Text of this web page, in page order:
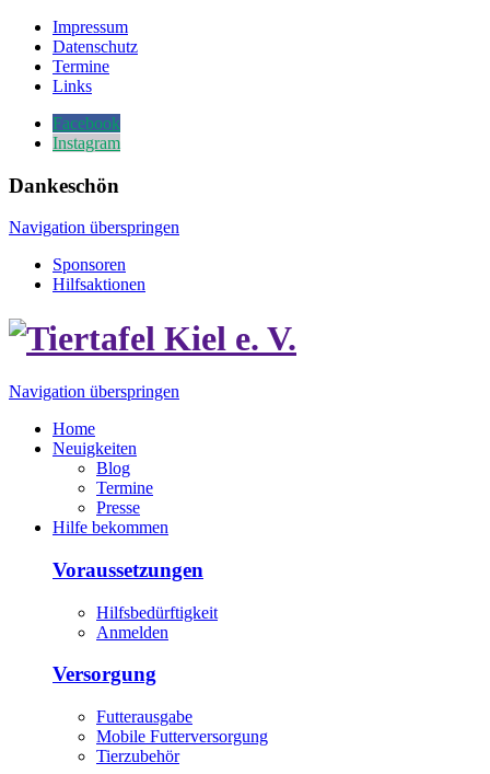
Impressum
Datenschutz
Termine
Links
Facebook
Instagram
Dankeschön
Navigation überspringen
Sponsoren
Hilfsaktionen
Navigation überspringen
Home
Neuigkeiten
Blog
Termine
Presse
Hilfe bekommen
Voraussetzungen
Hilfsbedürftigkeit
Anmelden
Versorgung
Futterausgabe
Mobile Futterversorgung
Tierzubehör